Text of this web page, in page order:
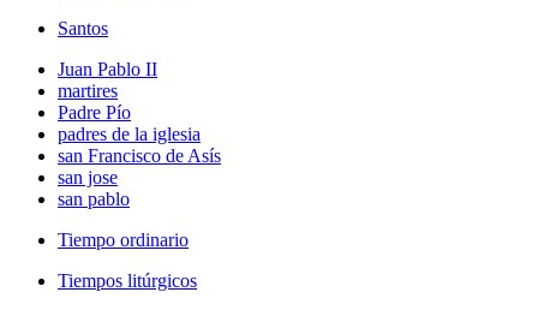
Santos
Juan Pablo II
martires
Padre Pío
padres de la iglesia
san Francisco de Asís
san jose
san pablo
Tiempo ordinario
Tiempos litúrgicos